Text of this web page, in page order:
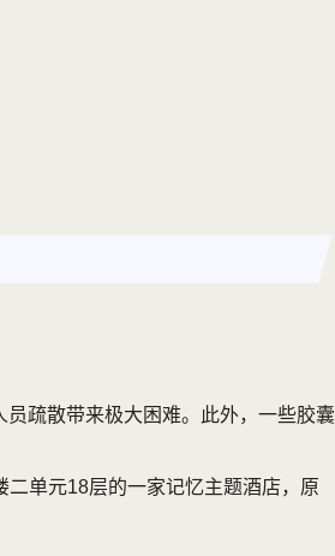
疏散带来极大困难。此外，一些胶囊
单元18层的一家记忆主题酒店，原